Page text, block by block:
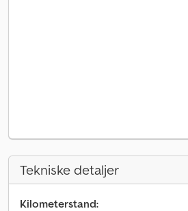
Tekniske detaljer
Kilometerstand: